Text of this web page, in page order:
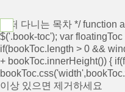
/* 떠 다니는 목차 */ function
$('.book-toc'); var
if(bookToc.length > 0 &&
+ bookToc.innerHeight()) {
이상 있으면 제거하세요